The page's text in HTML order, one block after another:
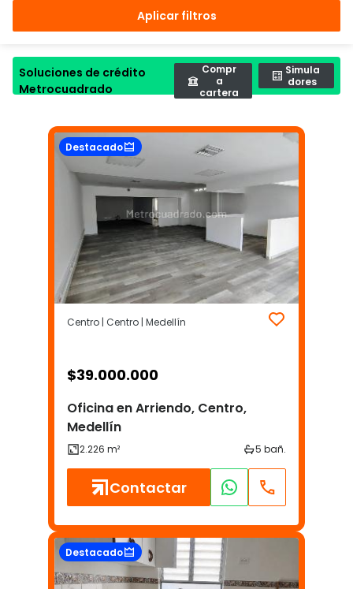
Aplicar filtros
Soluciones de crédito
Metrocuadrado
Compr
a
cartera
Simula
dores
Destacado
Centro | Centro | Medellín
$39.000.000
Oficina en Arriendo, Centro,
Medellín
Contactar
Destacado